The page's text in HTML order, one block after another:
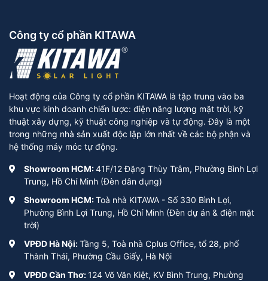
Công ty cổ phần KITAWA
Hoạt động của Công ty cổ phần KITAWA là tập trung vào ba
khu vực kinh doanh chiến lược: điện năng lượng mặt trời, kỹ
thuật xây dựng, kỹ thuật công nghiệp và tự động. Đây là một
trong những nhà sản xuất độc lập lớn nhất về các bộ phận và
hệ thống máy móc tự động.
Showroom HCM:41F/12 Đặng Thùy Trâm, Phường Bình Lợi
Trung, Hồ Chí Minh (Đèn dân dụng)
Showroom HCM:Toà nhà KITAWA - Số 330 Bình Lợi,
Phường Bình Lợi Trung, Hồ Chí Minh (Đèn dự án & điện mặt
trời)
VPĐD Hà Nội:Tầng 5, Toà nhà Cplus Office, tổ 28, phố
Thành Thái, Phường Cầu Giấy, Hà Nội
VPĐD Cần Thơ:124 Võ Văn Kiệt, KV Bình Trung, Phường